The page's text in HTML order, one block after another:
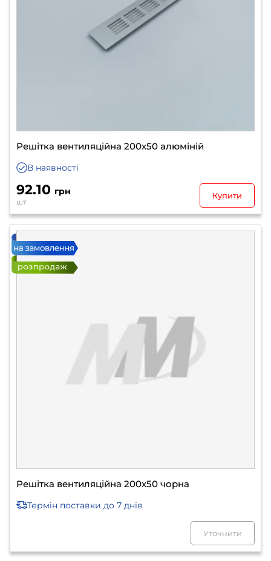
Решітка вентиляційна 200х50 алюміній
В наявності
92.10 грн
шт
Купити
Решітка вентиляційна 200х50 чорна
Термін поставки до 7 днів
Уточнити